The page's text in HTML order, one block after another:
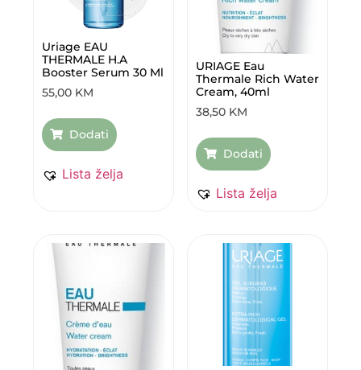
Uriage EAU
THERMALE H.A
Booster Serum 30 Ml
55,00 KM
Dodati
Lista želja
URIAGE Eau
Thermale Rich Water
Cream, 40ml
38,50 KM
Dodati
Lista želja